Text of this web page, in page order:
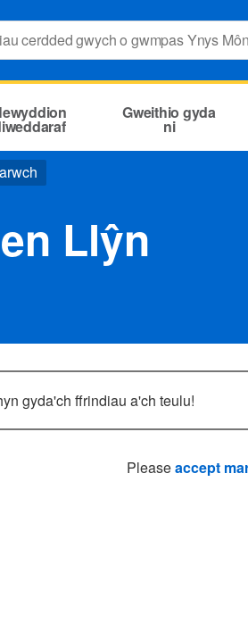
Gweithio gyda
ni
Llŷn
gyda'ch ffrindiau a'ch teulu!
Pleaseaccept